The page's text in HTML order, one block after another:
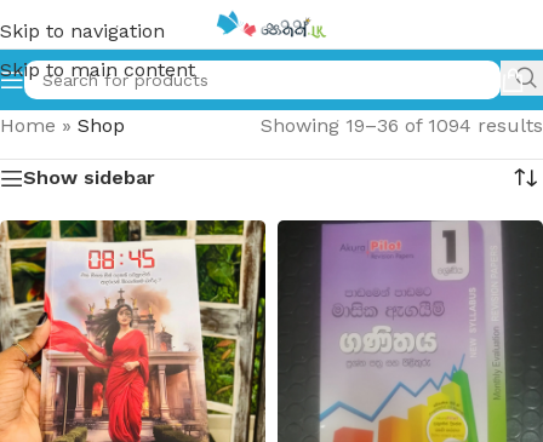
Skip to navigation
Skip to main content
Home » Shop Showing 19–36 of 1094 results
Show sidebar